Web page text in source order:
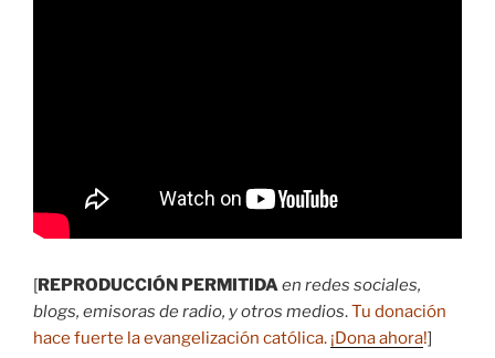
[REPRODUCCIÓN PERMITIDAen redes sociales,
blogs, emisoras de radio, y otros medios.Tu donación
hace fuerte la evangelización católica. ¡Dona ahora!]